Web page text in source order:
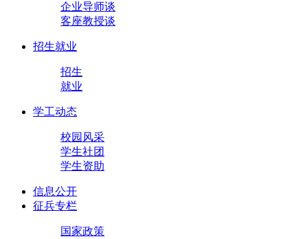
企业导师谈
客座教授谈
招生就业
招生
就业
学工动态
校园风采
学生社团
学生资助
信息公开
征兵专栏
国家政策